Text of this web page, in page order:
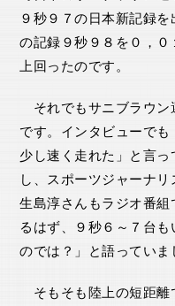
９秒９７の日本新記録
の記録９秒９８を０，０
上回ったのです。
それでもサニブラウン
です。インタビューでも
少し速く走れた」と言
し、スポーツジャーナリ
生島淳さんもラジオ番
るはず、９秒６～７台も
のでは？」と語っていま
そもそも陸上の短距離